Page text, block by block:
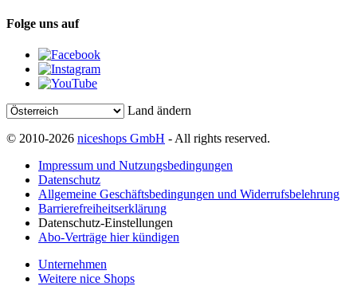
Folge uns auf
Land ändern
© 2010-2026 niceshops GmbH - All rights reserved.
Impressum und Nutzungsbedingungen
Datenschutz
Allgemeine Geschäftsbedingungen und Widerrufsbelehrung
Barrierefreiheitserklärung
Datenschutz-Einstellungen
Abo-Verträge hier kündigen
Unternehmen
Weitere nice Shops